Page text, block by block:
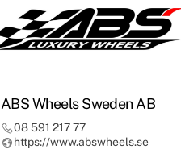
ABS Wheels Sweden AB
08 591 217 77
https://www.abswheels.se